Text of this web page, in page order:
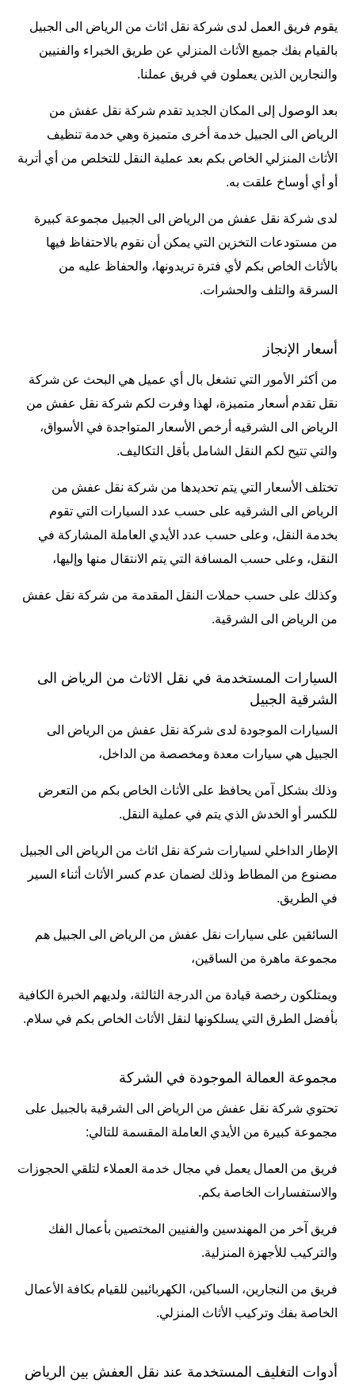
يقوم فريق العمل لدى شركة نقل اثاث من الرياض الى الجبيل
بالقيام بفك جميع الأثاث المنزلي عن طريق الخبراء والفنيين
والنجارين الذين يعملون في فريق عملنا.
بعد الوصول إلى المكان الجديد تقدم شركة نقل عفش من
الرياض الى الجبيل خدمة أخرى متميزة وهي خدمة تنظيف
الأثاث المنزلي الخاص بكم بعد عملية النقل للتخلص من أي أتربة
أو أي أوساخ علقت به.
لدى شركة نقل عفش من الرياض الى الجبيل مجموعة كبيرة
من مستودعات التخزين التي يمكن أن نقوم بالاحتفاظ فيها
بالأثاث الخاص بكم لأي فترة تريدونها، والحفاظ عليه من
السرقة والتلف والحشرات.
أسعار الإنجاز
من أكثر الأمور التي تشغل بال أي عميل هي البحث عن شركة
نقل تقدم أسعار متميزة، لهذا وفرت لكم شركة نقل عفش من
الرياض الى الشرقيه أرخص الأسعار المتواجدة في الأسواق،
والتي تتيح لكم النقل الشامل بأقل التكاليف.
تختلف الأسعار التي يتم تحديدها من شركة نقل عفش من
الرياض الى الشرقيه على حسب عدد السيارات التي تقوم
بخدمة النقل، وعلى حسب عدد الأيدي العاملة المشاركة في
النقل، وعلى حسب المسافة التي يتم الانتقال منها وإليها،
وكذلك على حسب حملات النقل المقدمة من شركة نقل عفش
من الرياض الى الشرقية.
السيارات المستخدمة في نقل الاثاث من الرياض الى
الشرقية الجبيل
السيارات الموجودة لدى شركة نقل عفش من الرياض الى
الجبيل هي سيارات معدة ومخصصة من الداخل،
وذلك بشكل آمن يحافظ على الأثاث الخاص بكم من التعرض
للكسر أو الخدش الذي يتم في عملية النقل.
الإطار الداخلي لسيارات شركة نقل اثاث من الرياض الى الجبيل
مصنوع من المطاط وذلك لضمان عدم كسر الأثاث أثناء السير
في الطريق.
السائقين على سيارات نقل عفش من الرياض الى الجبيل هم
مجموعة ماهرة من الساقين،
ويمتلكون رخصة قيادة من الدرجة الثالثة، ولديهم الخبرة الكافية
بأفضل الطرق التي يسلكونها لنقل الأثاث الخاص بكم في سلام.
مجموعة العمالة الموجودة في الشركة
تحتوي شركة نقل عفش من الرياض الى الشرقية بالجبيل على
مجموعة كبيرة من الأيدي العاملة المقسمة للتالي:
فريق من العمال يعمل في مجال خدمة العملاء لتلقي الحجوزات
والاستفسارات الخاصة بكم.
فريق آخر من المهندسين والفنيين المختصين بأعمال الفك
والتركيب للأجهزة المنزلية.
فريق من النجارين، السباكين، الكهربائيين للقيام بكافة الأعمال
الخاصة بفك وتركيب الأثاث المنزلي.
أدوات التغليف المستخدمة عند نقل العفش بين الرياض